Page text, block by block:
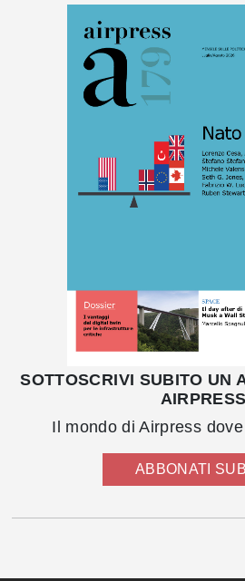
SOTTOSCRIVI SUBITO UN
AIRPRESS
Il mondo di Airpress
ABBONATI